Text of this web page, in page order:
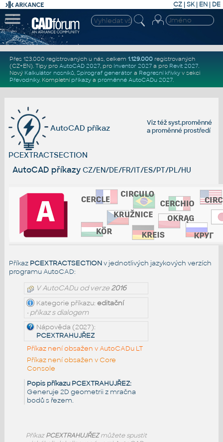
CZ | SK| EN | DE
Přes 123.000 registrovaných u nás, celkem 1.129.000registrovaných
(CZ+EN). Tipy pro AutoCAD 2027, pro Inventor 2027a pro Revit 2027.
Nový Kalkulátor nosníků, Spirograf generátor a Regresní křivkyv sekci
Převodníky. Kompletní příkazya proměnné AutoCADu 2027.
Viz téžsyst.proměnné
aproměnné prostředí
AutoCAD příkaz
PCEXTRACTSECTION
AutoCAD příkazy CZ/EN/DE/FR/IT/ES/PT/PL/HU
Příkaz PCEXTRACTSECTIONv jednotlivých jazykových verzích
programu AutoCAD:
V AutoCADu od verze2016
Kategorie příkazu: editační
• příkaz s dialogem
Nápověda (2027):
PCEXTRAHUJŘEZ
Příkaz není obsažen v AutoCADu LT
Příkaz není obsažen v Core
Console
Popis příkazu PCEXTRAHUJŘEZ:
Generuje 2D geometrii z mračna
bodů s řezem.
PříkazPCEXTRAHUJŘEZmůžete spustit